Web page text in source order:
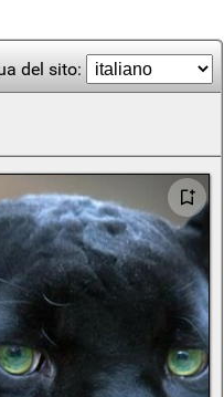
del sito: